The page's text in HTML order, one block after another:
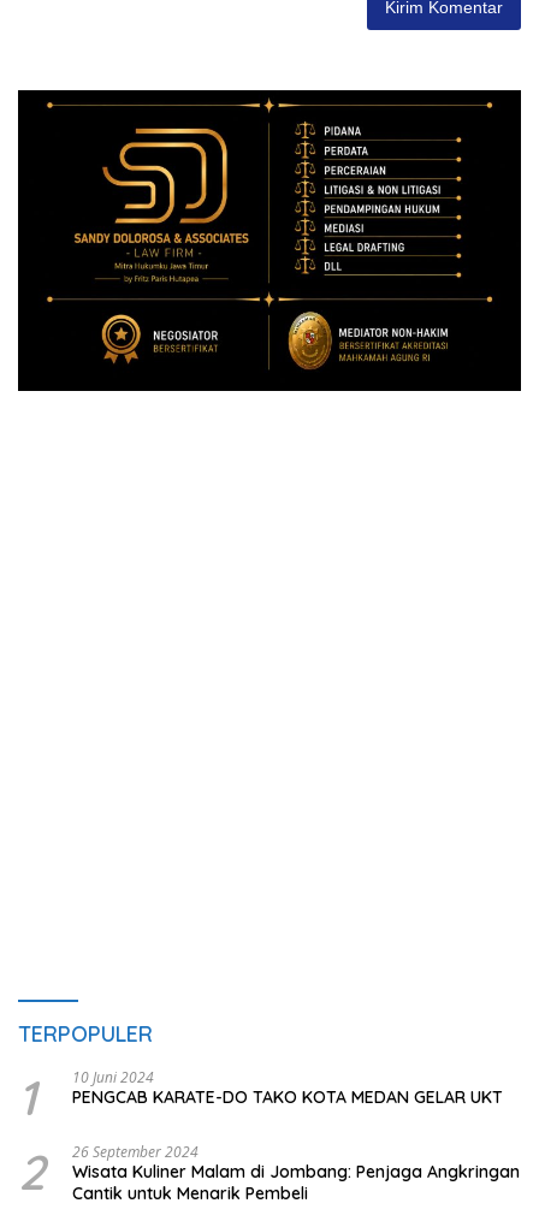
TERPOPULER
1 10 Juni 2024
PENGCAB KARATE-DO TAKO KOTA MEDAN GELAR UKT
2 26 September 2024
Wisata Kuliner Malam di Jombang: Penjaga Angkringan
Cantik untuk Menarik Pembeli